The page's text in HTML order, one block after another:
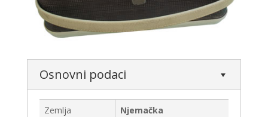
Osnovni podaci
Zemlja Njemačka